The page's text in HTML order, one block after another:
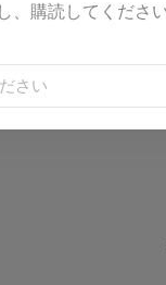
、購読してくださ